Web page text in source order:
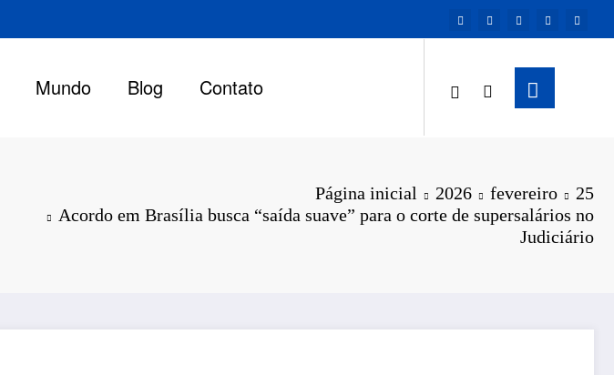
Mundo Blog Contato
Página inicial 2026 fevereiro
25
Acordo em Brasília busca “saída suave” para o corte de supersalários no
Judiciário